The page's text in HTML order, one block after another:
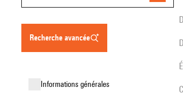
recherche avancée
informations générales